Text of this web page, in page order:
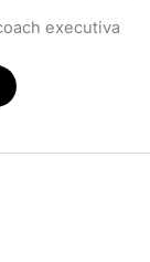
executiva